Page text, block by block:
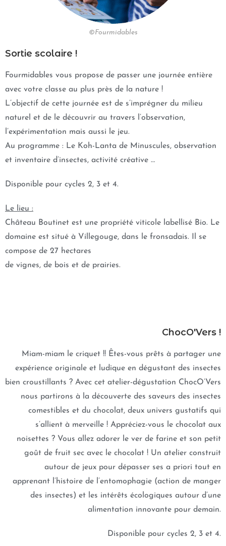
©Fourmidables
Sortie scolaire !
Fourmidables vous propose de passer une journée entière
avec votre classe au plus près de la nature !
L’objectif de cette journée est de s’imprégner du milieu
naturel et de le découvrir au travers l’observation,
l’expérimentation mais aussi le jeu.
Au programme : Le Koh-Lanta de Minuscules, observation
et inventaire d’insectes, activité créative …
Disponible pour cycles 2, 3 et 4.
Le lieu :
Château Boutinet est une propriété viticole labellisé Bio. Le
domaine est situé à Villegouge, dans le fronsadais. Il se
compose de 27 hectares
de vignes, de bois et de prairies.
ChocO'Vers !
Miam-miam le criquet !! Êtes-vous prêts à partager une
expérience originale et ludique en dégustant des insectes
bien croustillants ? Avec cet atelier-dégustation ChocO’Vers
nous partirons à la découverte des saveurs des insectes
comestibles et du chocolat, deux univers gustatifs qui
s’allient à merveille ! Appréciez-vous le chocolat aux
noisettes ? Vous allez adorer le ver de farine et son petit
goût de fruit sec avec le chocolat ! Un atelier construit
autour de jeux pour dépasser ses a priori tout en
apprenant l’histoire de l’entomophagie (action de manger
des insectes) et les intérêts écologiques autour d’une
alimentation innovante pour demain.
Disponible pour cycles 2, 3 et 4.